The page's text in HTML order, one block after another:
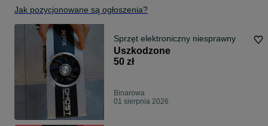
Jak pozycjonowane są ogłoszenia?
Sprzęt elektroniczny niesprawny
Uszkodzone
50 zł
Binarowa
01 sierpnia 2026